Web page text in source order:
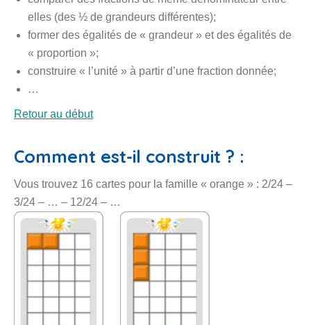
elles (des ½ de grandeurs différentes);
former des égalités de « grandeur » et des égalités de
« proportion »;
construire « l’unité » à partir d’une fraction donnée;
…
Retour au début
Comment est-il construit ? :
Vous trouvez 16 cartes pour la famille « orange » : 2/24 –
3/24 – … – 12/24 – …